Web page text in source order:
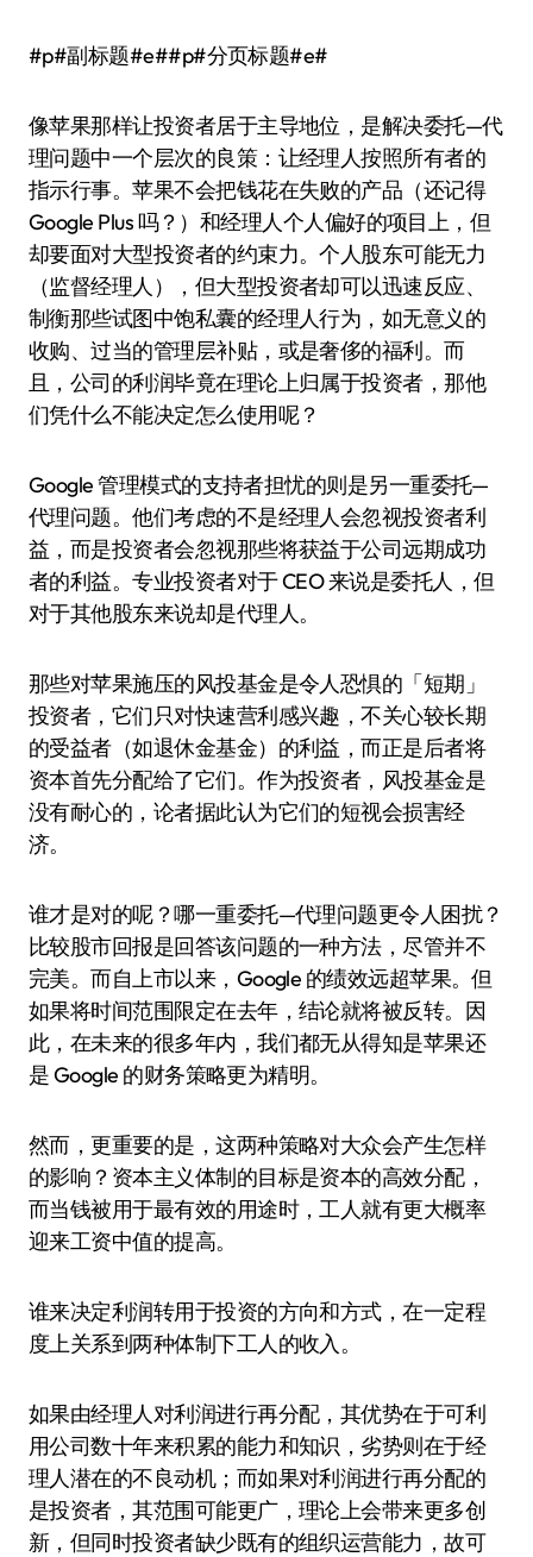
#p#副标题#e##p#分页标题#e#
像苹果那样让投资者居于主导地位，是解决委托—代
理问题中一个层次的良策：让经理人按照所有者的
指示行事。苹果不会把钱花在失败的产品（还记得
Google Plus 吗？）和经理人个人偏好的项目上，但
却要面对大型投资者的约束力。个人股东可能无力
（监督经理人），但大型投资者却可以迅速反应、
制衡那些试图中饱私囊的经理人行为，如无意义的
收购、过当的管理层补贴，或是奢侈的福利。而
且，公司的利润毕竟在理论上归属于投资者，那他
们凭什么不能决定怎么使用呢？
Google 管理模式的支持者担忧的则是另一重委托—
代理问题。他们考虑的不是经理人会忽视投资者利
益，而是投资者会忽视那些将获益于公司远期成功
者的利益。专业投资者对于 CEO 来说是委托人，但
对于其他股东来说却是代理人。
那些对苹果施压的风投基金是令人恐惧的「短期」
投资者，它们只对快速营利感兴趣，不关心较长期
的受益者（如退休金基金）的利益，而正是后者将
资本首先分配给了它们。作为投资者，风投基金是
没有耐心的，论者据此认为它们的短视会损害经
济。
谁才是对的呢？哪一重委托—代理问题更令人困扰？
比较股市回报是回答该问题的一种方法，尽管并不
完美。而自上市以来，Google 的绩效远超苹果。但
如果将时间范围限定在去年，结论就将被反转。因
此，在未来的很多年内，我们都无从得知是苹果还
是 Google 的财务策略更为精明。
然而，更重要的是，这两种策略对大众会产生怎样
的影响？资本主义体制的目标是资本的高效分配，
而当钱被用于最有效的用途时，工人就有更大概率
迎来工资中值的提高。
谁来决定利润转用于投资的方向和方式，在一定程
度上关系到两种体制下工人的收入。
如果由经理人对利润进行再分配，其优势在于可利
用公司数十年来积累的能力和知识，劣势则在于经
理人潜在的不良动机；而如果对利润进行再分配的
是投资者，其范围可能更广，理论上会带来更多创
新，但同时投资者缺少既有的组织运营能力，故可